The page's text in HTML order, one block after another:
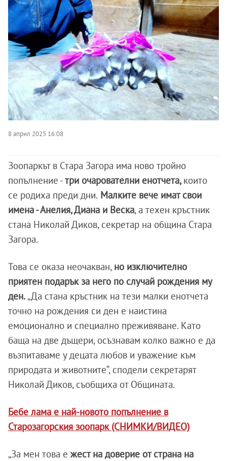
8 април 2025 16:08
Зоопаркът в Стара Загора има ново тройно
попълнение -три очарователни енотчета, които
се родиха преди дни. Малките вече имат свои
имена - Анелия, Диана и Веска, а техен кръстник
стана Николай Диков, секретар на община Стара
Загора.
Това се оказа неочакван, но изключително
приятен подарък за него по случай рождения му
ден. „Да стана кръстник на тези малки енотчета
точно на рождения си ден е наистина
емоционално и специално преживяване. Като
баща на две дъщери, осъзнавам колко важно е да
възпитаваме у децата любов и уважение към
природата и животните“, сподели секретарят
Николай Диков, съобщиха от Общината.
Бебе лама е най-новото попълнение в
Старозагорския зоопарк (СНИМКИ/ВИДЕО)
„За мен това е жест на доверие от страна на